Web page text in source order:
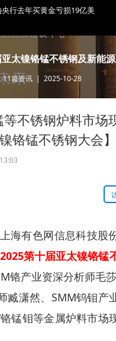
行去年买黄金亏损19亿美
的神器
上行 小金属板块走强 云南
跌势，美股盘前SK海力士跌
8%，金价升至近两月高位
太镍铬锰不锈钢及新能
11篇资讯| 2025-10-28
不锈钢炉料市场
铬锰不锈钢大会】
海有色网信息科技股
2025第十届亚太镍铬锰
铬产业资深分析师毛
臧潇然、SMM钨钼产
锰钼等金属炉料市场